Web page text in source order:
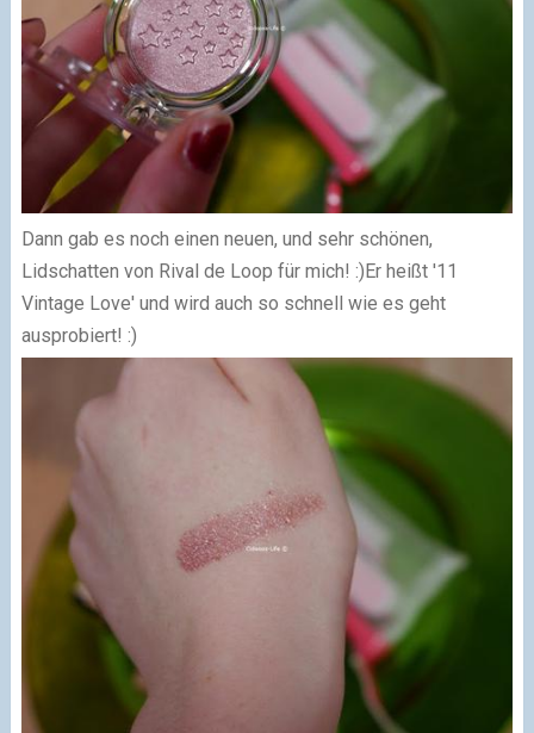
Dann gab es noch einen neuen, und sehr schönen,
Lidschatten von Rival de Loop für mich! :)Er heißt '11
Vintage Love' und wird auch so schnell wie es geht
ausprobiert! :)